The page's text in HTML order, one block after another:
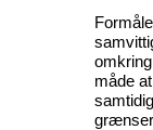
måde
grænser